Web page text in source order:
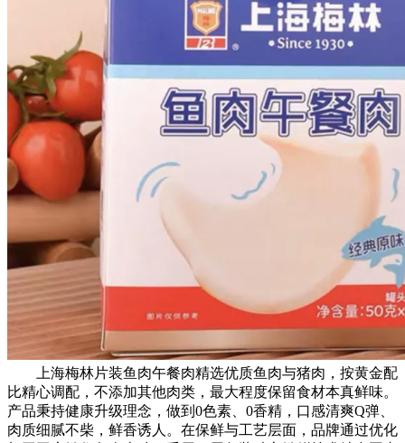
上海梅林片装鱼肉午餐肉精选优质鱼肉与猪肉，按黄金配
比精心调配，不添加其他肉类，最大程度保留食材本真鲜味。
产品秉持健康升级理念，做到0色素、0香精，口感清爽Q弹、
肉质细腻不柴，鲜香诱人。在保鲜与工艺层面，品牌通过优化